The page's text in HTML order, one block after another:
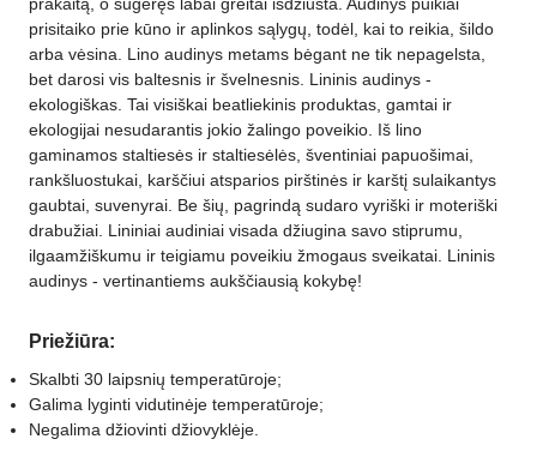
prisitaiko prie kūno ir aplinkos sąlygų, todėl, kai to reikia, šildo
arba vėsina. Lino audinys metams bėgant ne tik nepagelsta,
bet darosi vis baltesnis ir švelnesnis. Lininis audinys -
ekologiškas. Tai visiškai beatliekinis produktas, gamtai ir
ekologijai nesudarantis jokio žalingo poveikio. Iš lino
gaminamos staltiesės ir staltiesėlės, šventiniai papuošimai,
rankšluostukai, karščiui atsparios pirštinės ir karštį sulaikantys
gaubtai, suvenyrai. Be šių, pagrindą sudaro vyriški ir moteriški
drabužiai. Lininiai audiniai visada džiugina savo stiprumu,
ilgaamžiškumu ir teigiamu poveikiu žmogaus sveikatai. Lininis
audinys - vertinantiems aukščiausią kokybę!
Priežiūra:
Skalbti 30 laipsnių temperatūroje;
Galima lyginti vidutinėje temperatūroje;
Negalima džiovinti džiovyklėje.